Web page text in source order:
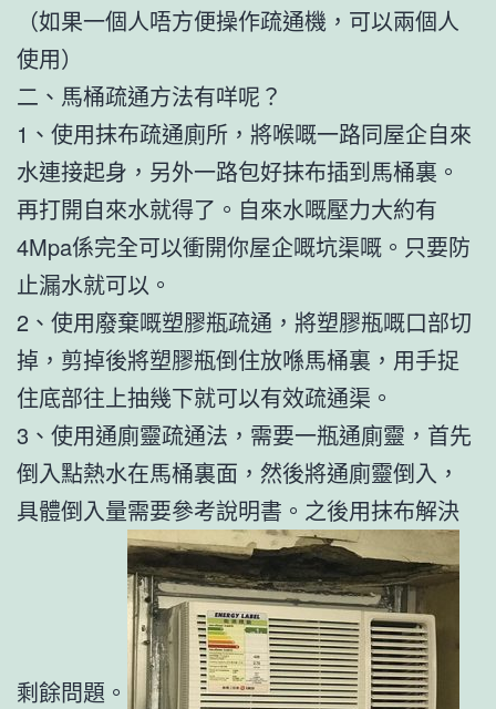
（如果一個人唔方便操作疏通機，可以兩個人
使用）
二、馬桶疏通方法有咩呢？
1、使用抹布疏通廁所，將喉嘅一路同屋企自來
水連接起身，另外一路包好抹布插到馬桶裏。
再打開自來水就得了。自來水嘅壓力大約有
4Mpa係完全可以衝開你屋企嘅坑渠嘅。只要防
止漏水就可以。
2、使用廢棄嘅塑膠瓶疏通，將塑膠瓶嘅口部切
掉，剪掉後將塑膠瓶倒住放喺馬桶裏，用手捉
住底部往上抽幾下就可以有效疏通渠。
3、使用通廁靈疏通法，需要一瓶通廁靈，首先
倒入點熱水在馬桶裏面，然後將通廁靈倒入，
具體倒入量需要參考說明書。之後用抹布解決
剩餘問題。